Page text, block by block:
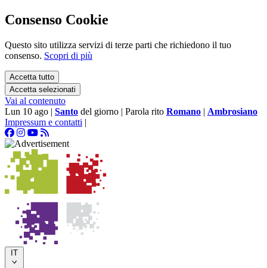
Consenso Cookie
Questo sito utilizza servizi di terze parti che richiedono il tuo
consenso. Scopri di più
Accetta tutto
Accetta selezionati
Vai al contenuto
Lun 10 ago | Santo del giorno | Parola rito Romano | Ambrosiano
Impressum e contatti |
IT